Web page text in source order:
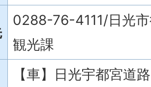
0288-76-4111/日光
観光課
【車】日光宇都宮道